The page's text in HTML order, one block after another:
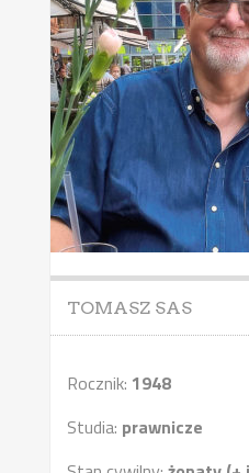
TOMASZ SAS
Rocznik: 1948
Studia: prawnicze